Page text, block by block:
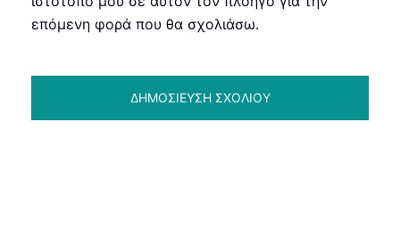
επόμενη φορά που θα σχολιάσω.